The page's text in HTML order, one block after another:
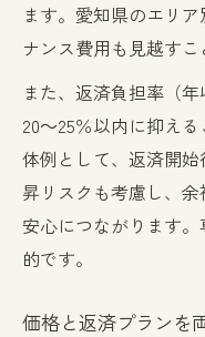
ます。愛知県のエリ
ナンス費用も見越すこ
また、返済負担率（
20～25％以内に抑え
体例として、返済開
昇リスクも考慮し、
安心につながります
的です。
価格と返済プランを